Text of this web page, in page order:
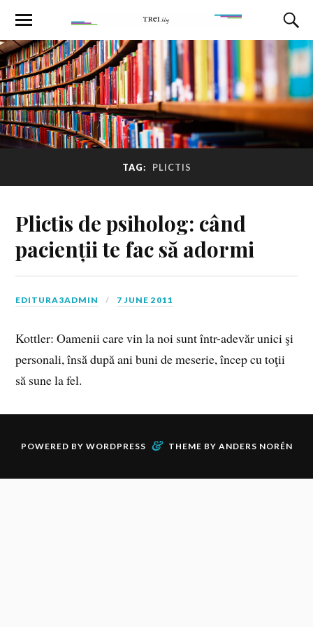
TAG: PLICTIS
Plictis de psiholog: când
pacienții te fac să adormi
EDITURA3ADMIN 7 JUNE 2011
Kottler: Oamenii care vin la noi sunt într-adevăr unici şi
personali, însă după ani buni de meserie, încep cu toţii
să sune la fel.
POWERED BY WORDPRESS & THEME BY ANDERS NORÉN